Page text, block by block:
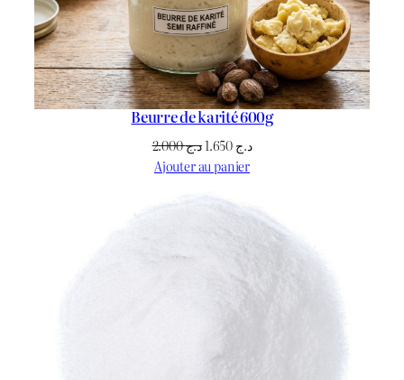
Beurre de karité 600g
د.ج2.000
Le
prix
était :
د.جLe
est :
Ajouter au panier